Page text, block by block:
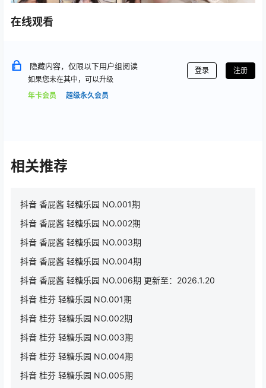
在线观看
隐藏内容，仅限以下用户组阅读
如果您未在其中，可以升级
年卡会员
超级永久会员
登录 注册
相关推荐
抖音 香屁酱 轻糖乐园 NO.001期
抖音 香屁酱 轻糖乐园 NO.002期
抖音 香屁酱 轻糖乐园 NO.003期
抖音 香屁酱 轻糖乐园 NO.004期
抖音 香屁酱 轻糖乐园 NO.006期 更新至：2026.1.20
抖音 桂芬 轻糖乐园 NO.001期
抖音 桂芬 轻糖乐园 NO.002期
抖音 桂芬 轻糖乐园 NO.003期
抖音 桂芬 轻糖乐园 NO.004期
抖音 桂芬 轻糖乐园 NO.005期